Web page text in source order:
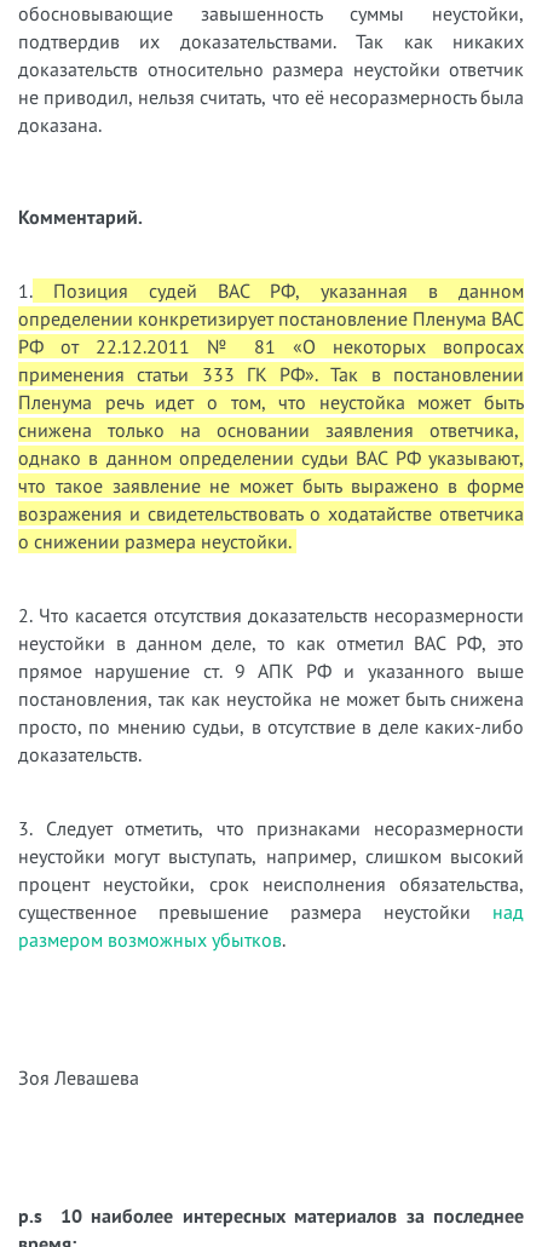
обосновывающие завышенность суммы неустойки,
подтвердив их доказательствами. Так как никаких
доказательств относительно размера неустойки ответчик
не приводил, нельзя считать, что её несоразмерность была
доказана.
Комментарий.
1. Позиция судей ВАС РФ, указанная в данном
определении конкретизирует постановление Пленума ВАС
РФ от 22.12.2011 № 81 «О некоторых вопросах
применения статьи 333 ГК РФ». Так в постановлении
Пленума речь идет о том, что неустойка может быть
снижена только на основании заявления ответчика,
однако в данном определении судьи ВАС РФ указывают,
что такое заявление не может быть выражено в форме
возражения и свидетельствовать о ходатайстве ответчика
о снижении размера неустойки.
2. Что касается отсутствия доказательств несоразмерности
неустойки в данном деле, то как отметил ВАС РФ, это
прямое нарушение ст. 9 АПК РФ и указанного выше
постановления, так как неустойка не может быть снижена
просто, по мнению судьи, в отсутствие в деле каких-либо
доказательств.
3. Следует отметить, что признаками несоразмерности
неустойки могут выступать, например, слишком высокий
процент неустойки, срок неисполнения обязательства,
существенное превышение размера неустойки над
размером возможных убытков.
Зоя Левашева
p.s 10 наиболее интересных материалов за последнее